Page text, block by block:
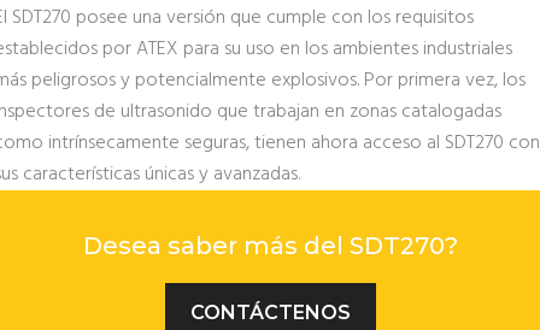
SDT270 posee una versión que cumple con los requisitos
por ATEX para su uso en los ambientes industriales
peligrosos y potencialmente explosivos. Por primera vez, los
de ultrasonido que trabajan en zonas catalogadas
intrínsecamente seguras, tienen ahora acceso al SDT270 con
características únicas y avanzadas.
Desea saber más del SDT270?
CONTÁCTENOS